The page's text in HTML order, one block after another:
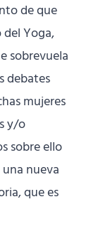
de que
Yoga,
sobrevuela
debates
mujeres
y/o
sobre ello
nueva
que es